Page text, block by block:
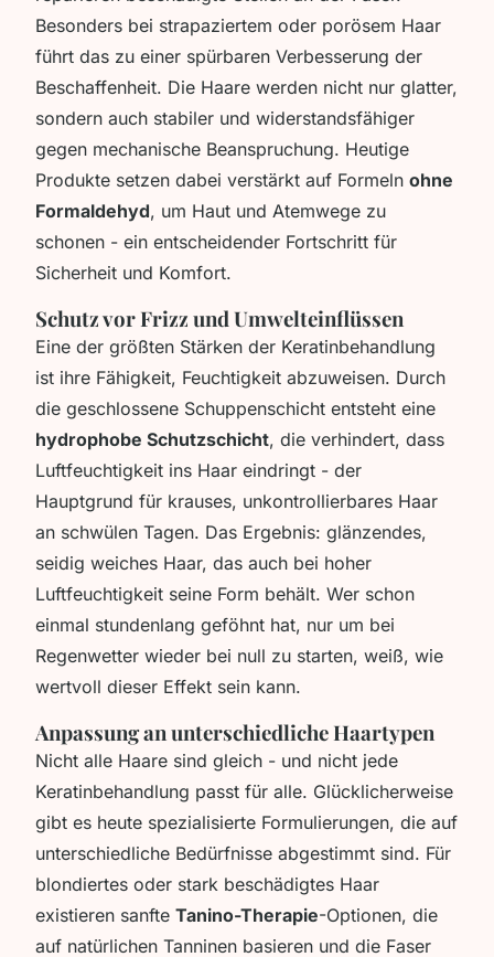
Besonders bei strapaziertem oder porösem Haar
führt das zu einer spürbaren Verbesserung der
Beschaffenheit. Die Haare werden nicht nur glatter,
sondern auch stabiler und widerstandsfähiger
gegen mechanische Beanspruchung. Heutige
Produkte setzen dabei verstärkt auf Formeln ohne
Formaldehyd, um Haut und Atemwege zu
schonen - ein entscheidender Fortschritt für
Sicherheit und Komfort.
Schutz vor Frizz und Umwelteinflüssen
Eine der größten Stärken der Keratinbehandlung
ist ihre Fähigkeit, Feuchtigkeit abzuweisen. Durch
die geschlossene Schuppenschicht entsteht eine
hydrophobe Schutzschicht, die verhindert, dass
Luftfeuchtigkeit ins Haar eindringt - der
Hauptgrund für krauses, unkontrollierbares Haar
an schwülen Tagen. Das Ergebnis: glänzendes,
seidig weiches Haar, das auch bei hoher
Luftfeuchtigkeit seine Form behält. Wer schon
einmal stundenlang geföhnt hat, nur um bei
Regenwetter wieder bei null zu starten, weiß, wie
wertvoll dieser Effekt sein kann.
Anpassung an unterschiedliche Haartypen
Nicht alle Haare sind gleich - und nicht jede
Keratinbehandlung passt für alle. Glücklicherweise
gibt es heute spezialisierte Formulierungen, die auf
unterschiedliche Bedürfnisse abgestimmt sind. Für
blondiertes oder stark beschädigtes Haar
existieren sanfte Tanino-Therapie-Optionen, die
auf natürlichen Tanninen basieren und die Faser